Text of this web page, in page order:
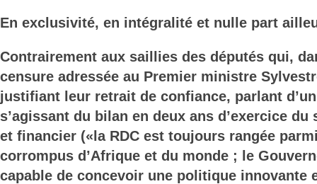
En exclusivité, en intégralité et nulle part
Contrairement aux saillies des députés qui,
censure adressée au Premier ministre
justifiant leur retrait de confiance, parlant
s’agissant du bilan en deux ans d’exercice
et financier («la RDC est toujours rangée
corrompus d’Afrique et du monde ; le
capable de concevoir une politique innovante